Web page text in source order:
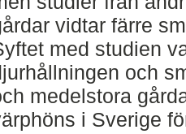
vidtar färre
med studien
och
medelstora
i Sverige